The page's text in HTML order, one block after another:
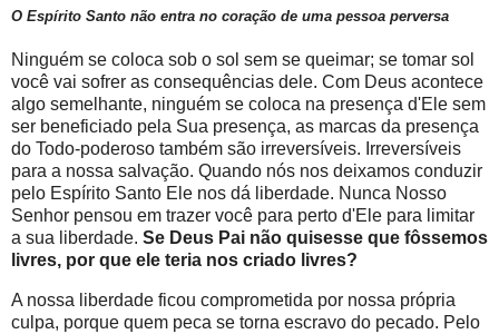
O Espírito Santo não entra no coração de uma pessoa perversa
Ninguém se coloca sob o sol sem se queimar; se tomar sol
você vai sofrer as consequências dele. Com Deus acontece
algo semelhante, ninguém se coloca na presença d'Ele sem
ser beneficiado pela Sua presença, as marcas da presença
do Todo-poderoso também são irreversíveis. Irreversíveis
para a nossa salvação. Quando nós nos deixamos conduzir
pelo Espírito Santo Ele nos dá liberdade. Nunca Nosso
Senhor pensou em trazer você para perto d'Ele para limitar
a sua liberdade. Se Deus Pai não quisesse que fôssemos
livres, por que ele teria nos criado livres?
A nossa liberdade ficou comprometida por nossa própria
culpa, porque quem peca se torna escravo do pecado. Pelo